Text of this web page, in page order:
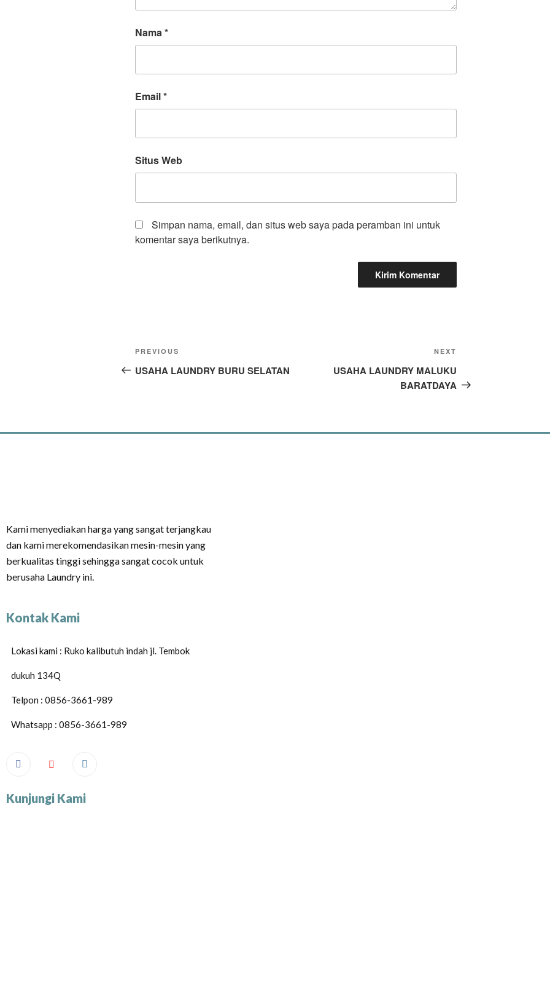
Nama*
Email*
Situs Web
Simpan nama, email, dan situs web saya pada peramban ini untuk
komentar saya berikutnya.
Navigasi
pos
Previous
Post
PREVIOUS
USAHA LAUNDRY BURU SELATAN
NEXT
USAHA LAUNDRY MALUKU
BARATDAYA
Kami menyediakan harga yang sangat terjangkau
dan kami merekomendasikan mesin-mesin yang
berkualitas tinggi sehingga sangat cocok untuk
berusaha Laundry ini.
Kontak Kami
Lokasi kami : Ruko kalibutuh indah jl. Tembok
dukuh 134Q
Telpon : 0856-3661-989
Whatsapp : 0856-3661-989
Kunjungi Kami